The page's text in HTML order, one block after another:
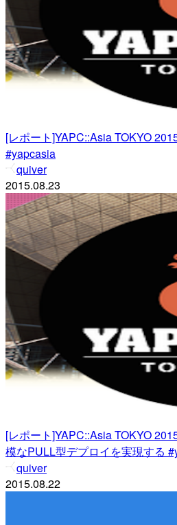
[レポート]YAPC::Asia TOKYO
#yapcasia
quiver
2015.08.23
[レポート]YAPC::Asia TOKYO
模なPULL型デプロイを実現する
quiver
2015.08.22